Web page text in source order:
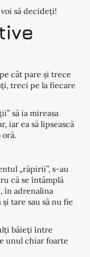
să decideți!
cât pare și trece
treci pe la fiecare
să ia mireasa
iar ea să lipsească
„răpirii”, s-au
că se întâmplă
în adrenalina
și tare sau să nu fie
băieți între
unul chiar foarte